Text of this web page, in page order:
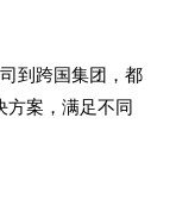
到跨国集团，都
方案，满足不同